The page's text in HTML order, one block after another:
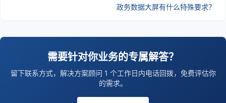
政务数据大屏有什么特殊要求？
需要针对你业务的专属解答？
留下联系方式，解决方案顾问 1 个工作日内电话回拨，免费评估你
的需求。